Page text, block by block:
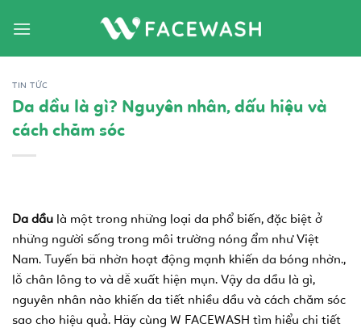
qua
TIN TỨC
Da dầu là gì? Nguyên nhân, dấu hiệu và
cách chăm sóc
Da dầu là một trong những loại da phổ biến, đặc biệt ở
những người sống trong môi trường nóng ẩm như Việt
Nam. Tuyến bã nhờn hoạt động mạnh khiến da bóng nhờn.,
lỗ chân lông to và dễ xuất hiện mụn. Vậy da dầu là gì,
nguyên nhân nào khiến da tiết nhiều dầu và cách chăm sóc
sao cho hiệu quả. Hãy cùng W FACEWASH tìm hiểu chi tiết